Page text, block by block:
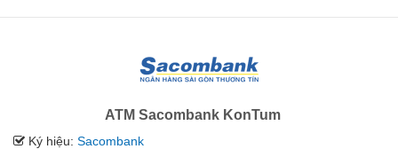
ATM Sacombank KonTum
Ký hiệu: Sacombank